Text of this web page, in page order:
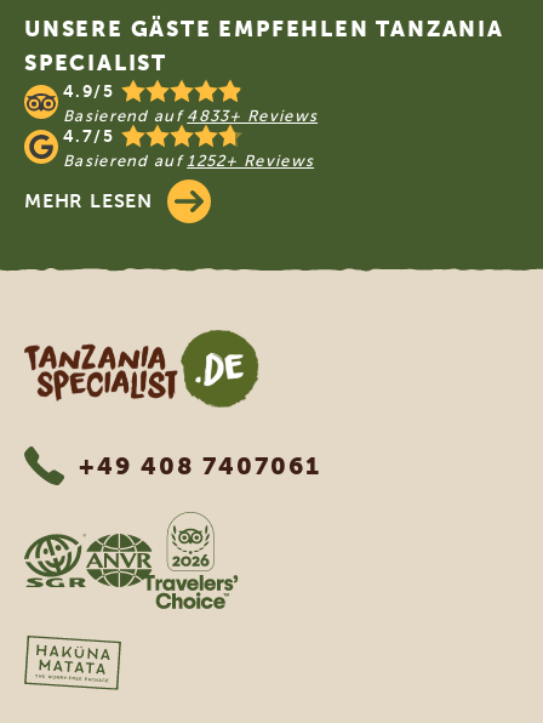
UNSERE GÄSTE EMPFEHLEN TANZANIA
SPECIALIST
4.9/5
Basierend auf 4833+ Reviews
4.7/5
Basierend auf 1252+ Reviews
MEHR LESEN
Tanzania Specialist
+49 408 7407061